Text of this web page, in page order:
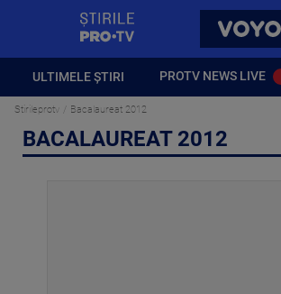
VOYO
ULTIMELE ȘTIRI PROTV NEWS LIVE
Stirileprotv Bacalaureat 2012
BACALAUREAT 2012